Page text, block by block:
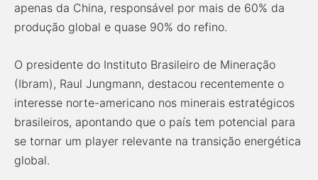
apenas da China, responsável por mais de 60% da
produção global e quase 90% do refino.
O presidente do Instituto Brasileiro de Mineração
(Ibram), Raul Jungmann, destacou recentemente o
interesse norte-americano nos minerais estratégicos
brasileiros, apontando que o país tem potencial para
se tornar um player relevante na transição energética
global.